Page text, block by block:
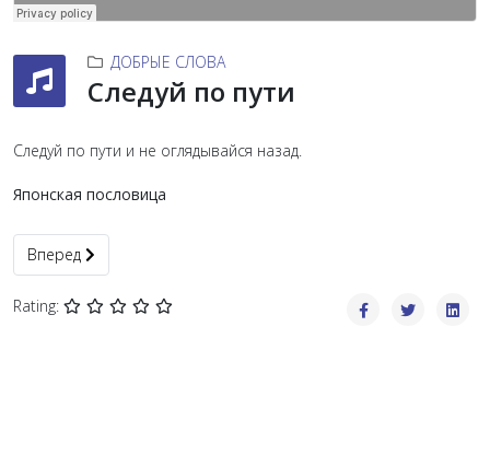
ДОБРЫЕ СЛОВА
Следуй по пути
Следуй по пути и не оглядывайся назад.
Японская пословица
Следующий: В чем причина
Вперед
Rating: